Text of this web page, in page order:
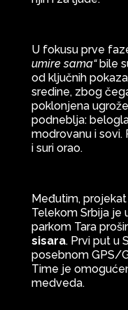
U fokusu prve
umire sama“bile
od ključnih
sredine, zbog
poklonjena
podneblja:
modrovanu i sovi.
i suri orao.
Međutim,
Telekom Srbija je
parkom Tara
sisara. Prvi put u
posebnom GPS/
Time je
medveda.